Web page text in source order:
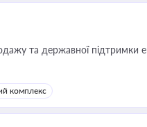
та державної підтримки
комплекс